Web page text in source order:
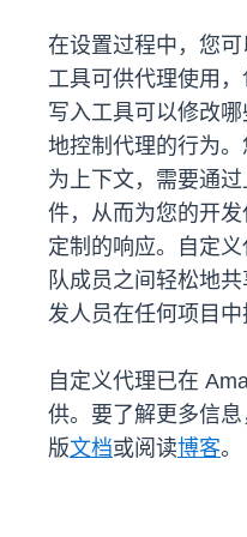
在设置过程中，您
工具可供代理使用
写入工具可以修改
地控制代理的行为
为上下文，需要通
件，从而为您的开
定制的响应。自定
队成员之间轻松地
发人员在任何项目中
自定义代理已在
供。要了解更多信
版文档或阅读博客。